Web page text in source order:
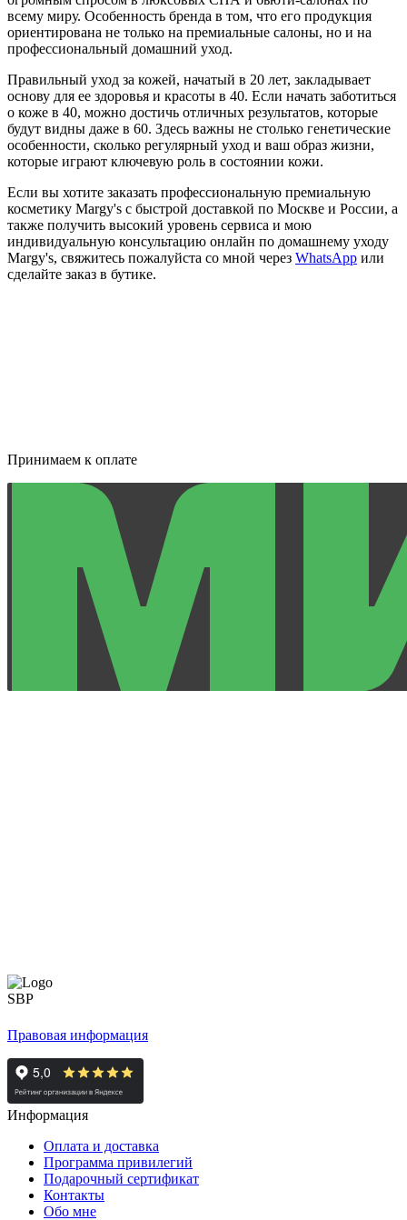
всему миру. Особенность бренда в том, что его продукция
ориентирована не только на премиальные салоны, но и на
профессиональный домашний уход.
Правильный уход за кожей, начатый в 20 лет, закладывает
основу для ее здоровья и красоты в 40. Если начать заботиться
о коже в 40, можно достичь отличных результатов, которые
будут видны даже в 60. Здесь важны не столько генетические
особенности, сколько регулярный уход и ваш образ жизни,
которые играют ключевую роль в состоянии кожи.
Если вы хотите заказать профессиональную премиальную
косметику Margy's с быстрой доставкой по Москве и России, а
также получить высокий уровень сервиса и мою
индивидуальную консультацию онлайн по домашнему уходу
Margy's, свяжитесь пожалуйста со мной через WhatsApp или
сделайте заказ в бутике.
Принимаем к оплате
Правовая информация
Информация
Оплата и доставка
Программа привилегий
Подарочный сертификат
Контакты
Обо мне